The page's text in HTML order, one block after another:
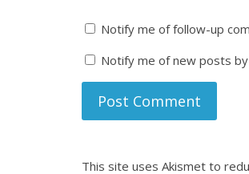
Notify me of follow-up
Notify me of new posts by
This site uses Akismet to